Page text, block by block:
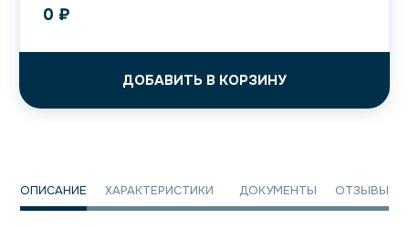
0 ₽
ДОБАВИТЬ В КОРЗИНУ
ОПИСАНИЕ ХАРАКТЕРИСТИКИ ДОКУМЕНТЫ ОТЗЫВЫ